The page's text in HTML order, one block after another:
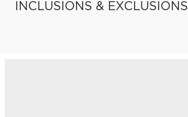
INCLUSIONS & EXCLUSIONS